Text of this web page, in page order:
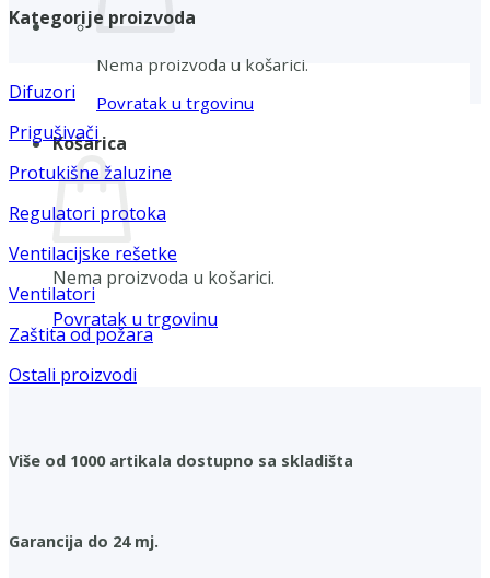
Nema proizvoda u košarici.
Povratak u trgovinu
Košarica
Nema proizvoda u košarici.
Povratak u trgovinu
Kategorije proizvoda
Difuzori
Prigušivači
Protukišne žaluzine
Regulatori protoka
Ventilacijske rešetke
Ventilatori
Zaštita od požara
Ostali proizvodi
Više od 1000 artikala dostupno sa skladišta
Garancija do 24 mj.